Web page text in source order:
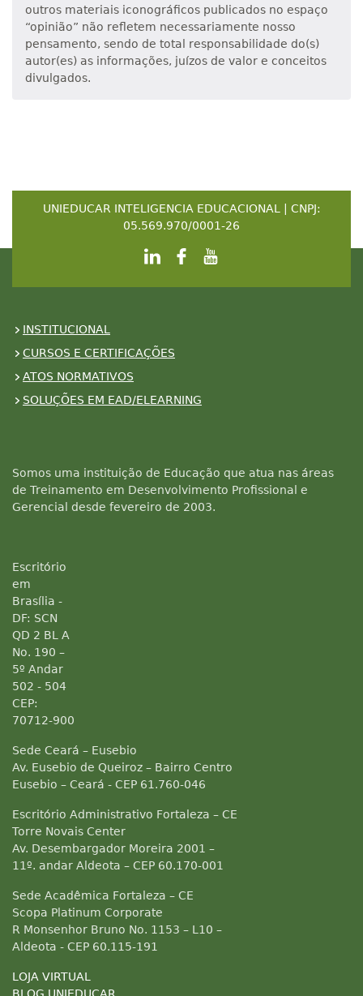
outros materiais iconográficos publicados no espaço
“opinião” não refletem necessariamente nosso
pensamento, sendo de total responsabilidade do(s)
autor(es) as informações, juízos de valor e conceitos
divulgados.
UNIEDUCAR INTELIGENCIA EDUCACIONAL | CNPJ:
05.569.970/0001-26
INSTITUCIONAL
CURSOS E CERTIFICAÇÕES
ATOS NORMATIVOS
SOLUÇÕES EM EAD/ELEARNING
Somos uma instituição de Educação que atua nas áreas
de Treinamento em Desenvolvimento Profissional e
Gerencial desde fevereiro de 2003.
Escritório
em
Brasília -
DF: SCN
QD 2 BL A
No. 190 –
5º Andar
502 - 504
CEP:
70712-900
Sede Ceará – Eusebio
Av. Eusebio de Queiroz – Bairro Centro
Eusebio – Ceará - CEP 61.760-046
Escritório Administrativo Fortaleza – CE
Torre Novais Center
Av. Desembargador Moreira 2001 –
11º. andar Aldeota – CEP 60.170-001
Sede Acadêmica Fortaleza – CE
Scopa Platinum Corporate
R Monsenhor Bruno No. 1153 – L10 –
Aldeota - CEP 60.115-191
LOJA VIRTUAL